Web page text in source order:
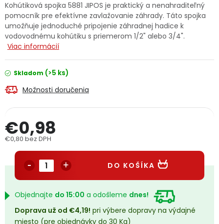
Servis náradia Hodnotenie obchodu
Doprava a platba Váš zákaznícky účet
Kontakty
Obchodné podmienky
Podmienky ochrany osobných údajov
Přihlášení Registrace
Kohútiková spojka 5881 JIPOS je praktický a nenahraditeľný
pomocník pre efektívne zavlažovanie záhrady. Táto spojka
umožňuje jednoduché pripojenie záhradnej hadice k
vodovodnému kohútiku s priemerom 1/2" alebo 3/4".
Viac informácií
Skladom (>5 ks)
Možnosti doručenia
€0,98
€0,80 bez DPH
DO KOŠÍKA
Objednajte do 15:00 a odošleme dnes!
Doprava už od €4,19! pri výbere dopravy na výdajné
miesto (pre objednávky do 30 Kg)